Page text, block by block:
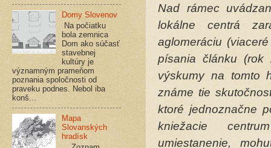
Nad rámec
lokálne centrá
aglomeráciu
písania článku (rok
výskumy na tomto
známe tie
ktoré jednoznačne
kniežacie
umiestanenie,
Domy Slovenov
Na počiatku
bola zemnica
Dom ako súčasť
stavebnej
kultúry je
významným prameňom
poznania spoločnosti od
praveku podnes. Nebol iba
konš...
Mapa
Slovanských
hradísk